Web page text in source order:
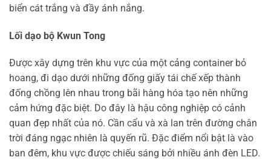
biển cát trắng và đầy ánh nắng.
Lối dạo bộ Kwun Tong
Được xây dựng trên khu vực của một cảng container bỏ
hoang, đi dạo dưới những đống giấy tái chế xếp thành
đống chồng lên nhau trong bãi hàng hóa tạo nên những
cảm hứng đặc biệt. Do đây là hậu công nghiệp có cảnh
quan đẹp nhất của nó. Cần cẩu và xà lan trên đường chân
trời đáng ngạc nhiên là quyến rũ. Đặc điểm nổi bật là vào
ban đêm, khu vực được chiếu sáng bởi nhiều ánh đèn LED.